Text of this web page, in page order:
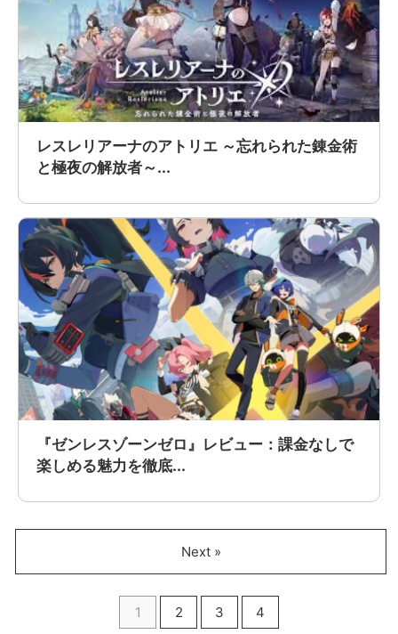
レスレリアーナのアトリエ ～忘れられた錬金術
と極夜の解放者～...
『ゼンレスゾーンゼロ』レビュー：課金なしで
楽しめる魅力を徹底...
1 2 3 4
Next »